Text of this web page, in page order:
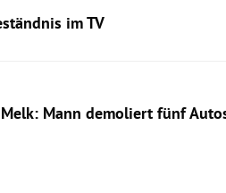
im TV
Mann demoliert fünf